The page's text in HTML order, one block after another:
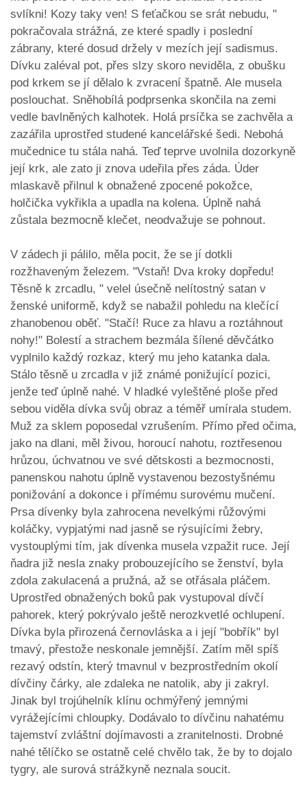
svlíkni! Kozy taky ven! S feťačkou se srát nebudu, "
pokračovala strážná, ze které spadly i poslední
zábrany, které dosud držely v mezích její sadismus.
Dívku zaléval pot, přes slzy skoro neviděla, z obušku
pod krkem se jí dělalo k zvracení špatně. Ale musela
poslouchat. Sněhobílá podprsenka skončila na zemi
vedle bavlněných kalhotek. Holá prsíčka se zachvěla a
zazářila uprostřed studené kancelářské šedi. Nebohá
mučednice tu stála nahá. Teď teprve uvolnila dozorkyně
její krk, ale zato ji znova udeřila přes záda. Úder
mlaskavě přilnul k obnažené zpocené pokožce,
holčička vykřikla a upadla na kolena. Úplně nahá
zůstala bezmocně klečet, neodvažuje se pohnout.
V zádech ji pálilo, měla pocit, že se jí dotkli
rozžhaveným železem. "Vstaň! Dva kroky dopředu!
Těsně k zrcadlu, " velel úsečně nelítostný satan v
ženské uniformě, když se nabažil pohledu na klečící
zhanobenou oběť. "Stačí! Ruce za hlavu a roztáhnout
nohy!" Bolestí a strachem bezmála šílené děvčátko
vyplnilo každý rozkaz, který mu jeho katanka dala.
Stálo těsně u zrcadla v již známé ponižující pozici,
jenže teď úplně nahé. V hladké vyleštěné ploše před
sebou viděla dívka svůj obraz a téměř umírala studem.
Muž za sklem poposedal vzrušením. Přímo před očima,
jako na dlani, měl živou, horoucí nahotu, roztřesenou
hrůzou, úchvatnou ve své dětskosti a bezmocnosti,
panenskou nahotu úplně vystavenou bezostyšnému
ponižování a dokonce i přímému surovému mučení.
Prsa dívenky byla zahrocena nevelkými růžovými
koláčky, vypjatými nad jasně se rýsujícími žebry,
vystouplými tím, jak dívenka musela vzpažit ruce. Její
ňadra již nesla znaky probouzejícího se ženství, byla
zdola zakulacená a pružná, až se otřásala pláčem.
Uprostřed obnažených boků pak vystupoval dívčí
pahorek, který pokrývalo ještě nerozkvetlé ochlupení.
Dívka byla přirozená černovláska a i její "bobřík" byl
tmavý, přestože neskonale jemnější. Zatím měl spíš
rezavý odstín, který tmavnul v bezprostředním okolí
dívčiny čárky, ale zdaleka ne natolik, aby ji zakryl.
Jinak byl trojúhelník klínu ochmýřený jemnými
vyrážejícími chloupky. Dodávalo to dívčinu nahatému
tajemství zvláštní dojímavosti a zranitelnosti. Drobné
nahé tělíčko se ostatně celé chvělo tak, že by to dojalo
tygry, ale surová strážkyně neznala soucit.